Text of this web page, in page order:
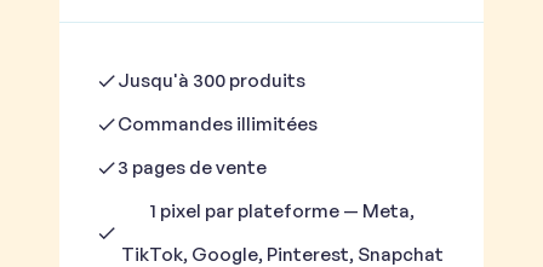
Jusqu'à 300 produits
Commandes illimitées
3 pages de vente
1 pixel par plateforme — Meta,
TikTok, Google, Pinterest, Snapchat